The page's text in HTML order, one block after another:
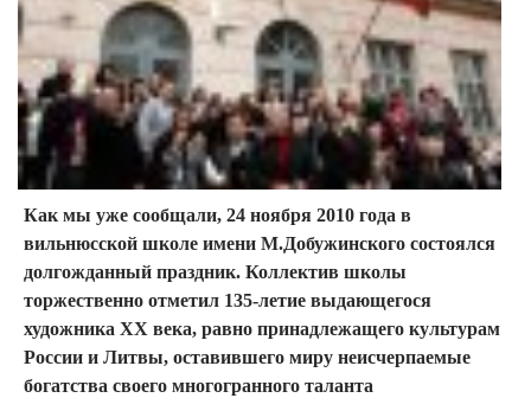
Как мы уже сообщали, 24 ноября 2010 года в
вильнюсской школе имени М.Добужинского состоялся
долгожданный праздник. Коллектив школы
торжественно отметил 135-летие выдающегося
художника ХХ века, равно принадлежащего культурам
России и Литвы, оставившего миру неисчерпаемые
богатства своего многогранного таланта